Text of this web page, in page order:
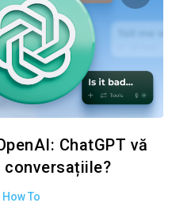
Twitter
ChatGPT vă
conversațiile?
How To